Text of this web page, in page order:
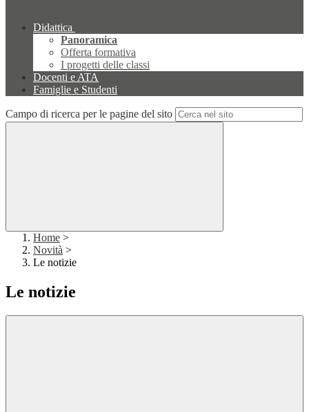
Didattica
Panoramica
Offerta formativa
I progetti delle classi
Docenti e ATA
Famiglie e Studenti
Campo di ricerca per le pagine del sito
Home >
Novità >
Le notizie
Le notizie